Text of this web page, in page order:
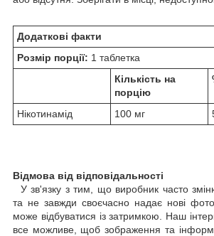
Додаткові факти
Розмір порції: 1 таблетка
Кількість на
порцію
Нікотинамід 100 мг
Відмова від відповідальності
У зв'язку з тим, що виробник часто
та не завжди своєчасно надає нові
може відбуватися із затримкою. Наш
все можливе, щоб зображення та